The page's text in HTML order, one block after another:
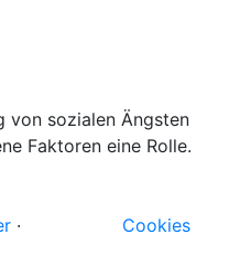
von sozialen Ängsten
Faktoren eine Rolle.
·
Cookies